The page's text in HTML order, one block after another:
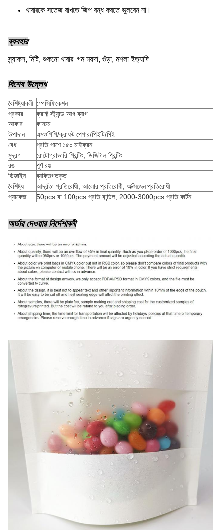
খাবারকে সতেজ রাখতে জিপ বন্ধ করতে ভুলবেন না।
ব্যবহার
স্ন্যাকস, মিষ্টি, শুকনো খাবার, গম ময়দা, গুঁড়া, মশলা ইত্যাদি
বিশেষ উল্লেখ
বৈশিষ্ট্যাবলী স্পেসিফিকেশন
প্রকার
ক্রাফ্ট স্ট্যান্ড আপ ব্যাগ
আকার
কাস্টম
উপাদান
এমওপিপি/ক্রাফট পেপার/পিইটি/পিই
বেধ
প্রতি পাশে ১৫০ মাইক্রন
মুদ্রণ
রোটোগ্রাভারি প্রিন্টিং, ডিজিটাল প্রিন্টিং
রঙ
পূর্ণ রঙ
ডিজাইন
ব্যক্তিগতকৃত
বৈশিষ্ট্য
আর্দ্রতা প্রতিরোধী, আলোর প্রতিরোধী, অক্সিজেন প্রতিরোধী
প্যাকেজ
50pcs বা 100pcs প্রতি বান্ডিল, 2000-3000pcs প্রতি কার্টন
অর্ডার দেওয়ার নির্দেশাবলী